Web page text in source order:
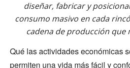
diseñar, fabricar y
consumo masivo en cada
cadena de producción que
Qué las actividades económicas
permiten una vida más fácil y